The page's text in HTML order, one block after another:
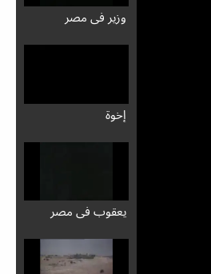
وزير في مصر
إخوة
يعقوب في مصر